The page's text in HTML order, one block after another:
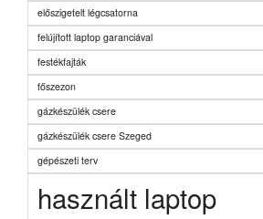
előszigetelt légcsatorna
felújított laptop garanciával
festékfajták
főszezon
gázkészülék csere
gázkészülék csere Szeged
gépészeti terv
használt laptop